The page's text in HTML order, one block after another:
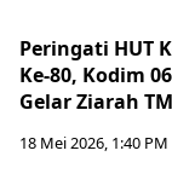
Peringati HUT
Ke-80, Kodim
Gelar Ziarah
18 Mei 2026, 1:40 PM